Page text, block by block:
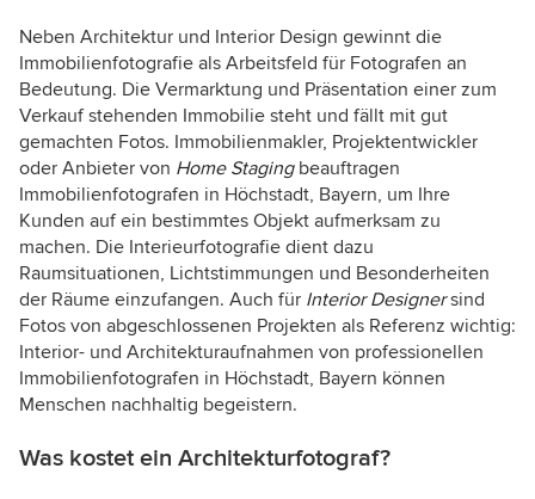
Neben Architektur und Interior Design gewinnt die
Immobilienfotografie als Arbeitsfeld für Fotografen an
Bedeutung. Die Vermarktung und Präsentation einer zum
Verkauf stehenden Immobilie steht und fällt mit gut
gemachten Fotos. Immobilienmakler, Projektentwickler
oder Anbieter von Home Stagingbeauftragen
Immobilienfotografen in Höchstadt, Bayern, um Ihre
Kunden auf ein bestimmtes Objekt aufmerksam zu
machen. Die Interieurfotografie dient dazu
Raumsituationen, Lichtstimmungen und Besonderheiten
der Räume einzufangen. Auch für Interior Designersind
Fotos von abgeschlossenen Projekten als Referenz wichtig:
Interior- und Architekturaufnahmen von professionellen
Immobilienfotografen in Höchstadt, Bayern können
Menschen nachhaltig begeistern.
Was kostet ein Architekturfotograf?